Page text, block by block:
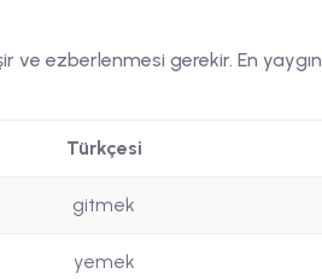
ve ezberlenmesi gerekir. En yaygın
Türkçesi
gitmek
yemek